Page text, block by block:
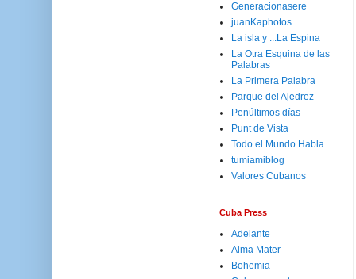
Generacionasere
juanKaphotos
La isla y ...La Espina
La Otra Esquina de las
Palabras
La Primera Palabra
Parque del Ajedrez
Penúltimos días
Punt de Vista
Todo el Mundo Habla
tumiamiblog
Valores Cubanos
Cuba Press
Adelante
Alma Mater
Bohemia